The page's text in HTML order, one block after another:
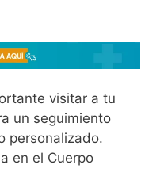
visitar a tu
un seguimiento
personalizado.
en el Cuerpo